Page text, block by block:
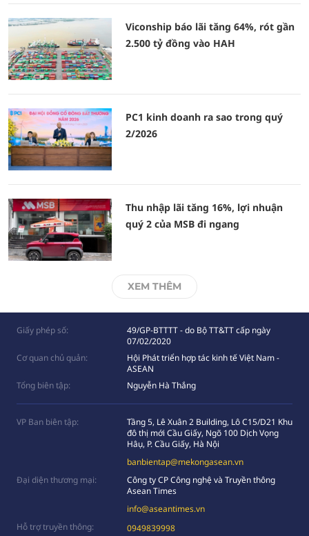
Viconship báo lãi tăng 64%, rót gần
2.500 tỷ đồng vào HAH
PC1 kinh doanh ra sao trong quý
2/2026
Thu nhập lãi tăng 16%, lợi nhuận
quý 2 của MSB đi ngang
XEM THÊM
Giấy phép số:
49/GP-BTTTT - do Bộ TT&TT cấp ngày
07/02/2020
Cơ quan chủ quản:
Hội Phát triển hợp tác kinh tế Việt Nam -
ASEAN
Tổng biên tập:
Nguyễn Hà Thắng
VP Ban biên tập:
Tầng 5, Lê Xuân 2 Building, Lô C15/D21 Khu
đô thị mới Cầu Giấy, Ngõ 100 Dịch Vọng
Hâụ, P. Cầu Giấy, Hà Nội
banbientap@mekongasean.vn
Đại diện thương mại:
Công ty CP Công nghệ và Truyền thông
Asean Times
info@aseantimes.vn
Hỗ trợ truyền thông:
0949839998